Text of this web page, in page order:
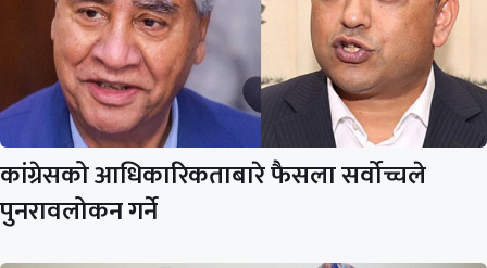
कांग्रेसको आधिकारिकताबारे फैसला सर्वोच्चले
पुनरावलोकन गर्ने